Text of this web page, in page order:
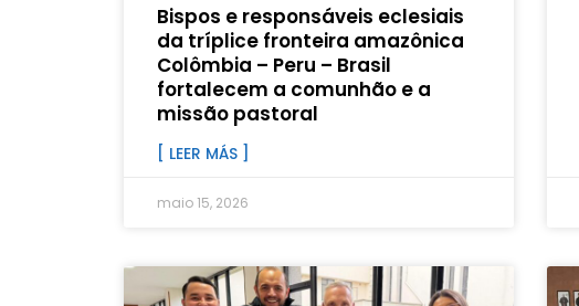
Bispos e responsáveis eclesiais
da tríplice fronteira amazônica
Colômbia – Peru – Brasil
fortalecem a comunhão e a
missão pastoral
[ LEER MÁS ]
maio 15, 2026